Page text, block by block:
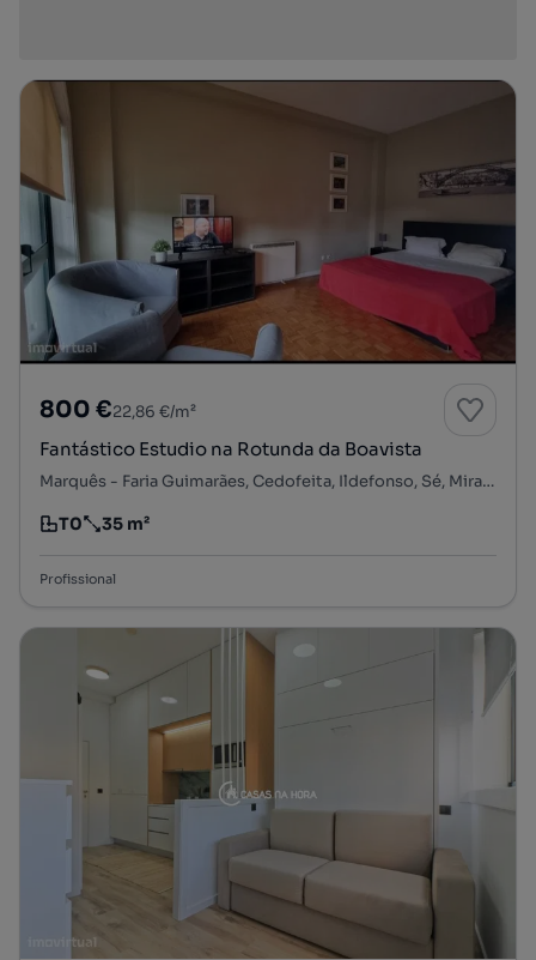
800 €22,86 €/m²
Fantástico Estudio na Rotunda da Boavista
Marquês - Faria Guimarães, Cedofeita, Ildefonso, Sé, Miragaia, Nicolau, Vitória, Porto, Porto
Tipologia
T0
Preço por metro quadrado
35 m²
Profissional